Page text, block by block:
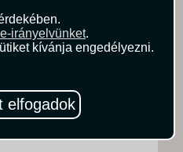
irányelvünket.
kívánja engedélyezni.
elfogadok